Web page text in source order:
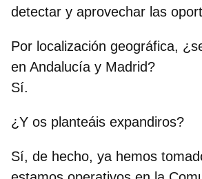
detectar y aprovechar las
Por localización geográfica,
en Andalucía y Madrid?
Sí.
¿Y os planteáis expandiros?
Sí, de hecho, ya hemos